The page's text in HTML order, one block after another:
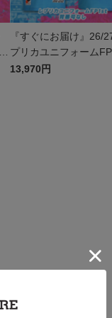
『すぐにお届け』26/
プリカユニフォーム
背番号なし
13,970円